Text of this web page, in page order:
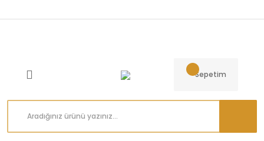
Sepetim